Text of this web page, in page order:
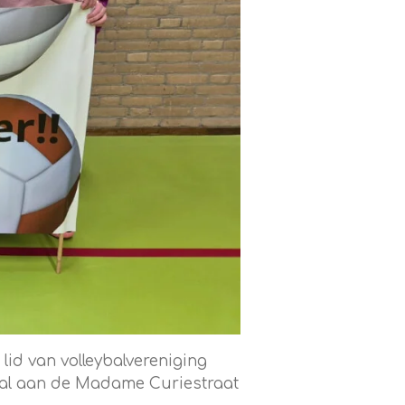
van volleybalvereniging
aan de Madame Curiestraat